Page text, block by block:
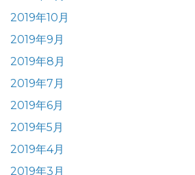
2019年10月
2019年9月
2019年8月
2019年7月
2019年6月
2019年5月
2019年4月
2019年3月